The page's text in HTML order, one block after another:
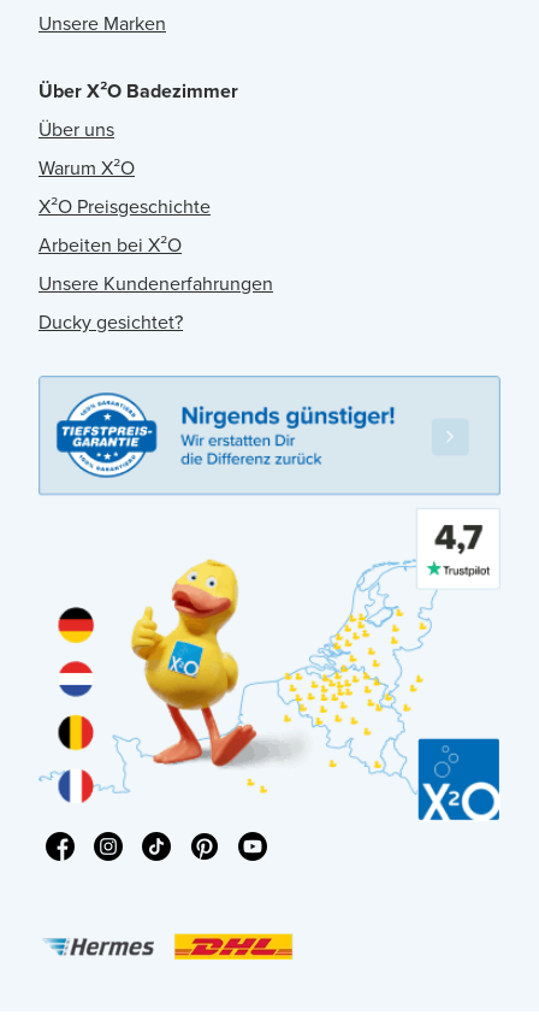
Unsere Marken
Über X²O Badezimmer
Über uns
Warum X²O
X²O Preisgeschichte
Arbeiten bei X²O
Unsere Kundenerfahrungen
Ducky gesichtet?